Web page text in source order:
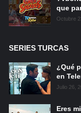
que
Octubre
SERIES TURCAS
¿Qué
en
Julio 26,
Eres